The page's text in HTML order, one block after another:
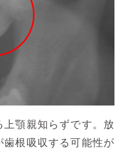
顎親知らずです。放
根吸収する可能性が